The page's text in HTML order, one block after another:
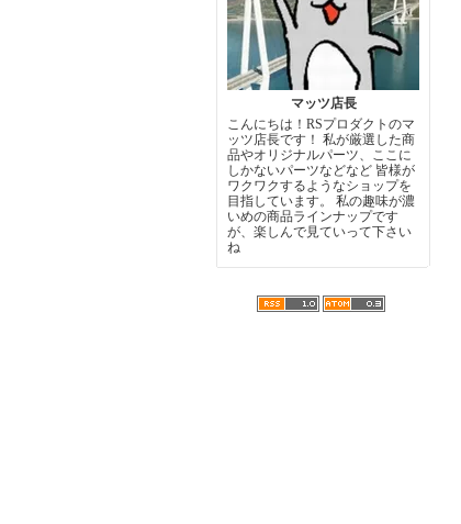
マッツ店長
こんにちは！RSプロダクトのマ
ッツ店長です！ 私が厳選した商
品やオリジナルパーツ、ここに
しかないパーツなどなど 皆様が
ワクワクするようなショップを
目指しています。 私の趣味が濃
いめの商品ラインナップです
が、楽しんで見ていって下さい
ね